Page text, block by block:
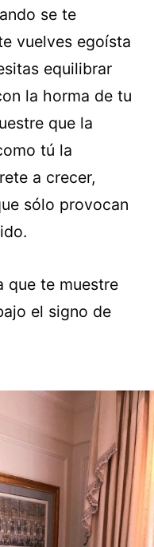
se te
vuelves egoísta
equilibrar
la horma de tu
que la
tú la
a crecer,
sólo provocan
que te muestre
el signo de